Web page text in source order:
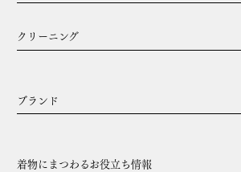
クリーニング
ブランド
着物にまつわるお役立ち情報